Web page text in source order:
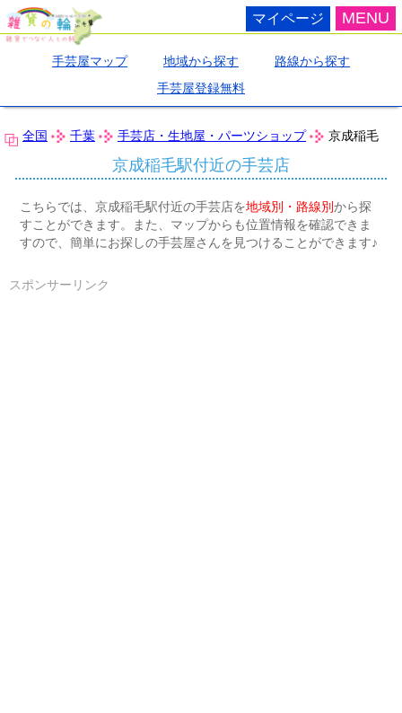
MENU
マイページ
手芸屋マップ 地域から探す
路線から探す
手芸屋登録無料
全国 千葉 手芸店・生地屋・パーツショップ 京成稲毛
京成稲毛駅付近の手芸店
こちらでは、京成稲毛駅付近の手芸店を地域別・路線別から探
すことができます。また、マップからも位置情報を確認できま
すので、簡単にお探しの手芸屋さんを見つけることができます♪
スポンサーリンク